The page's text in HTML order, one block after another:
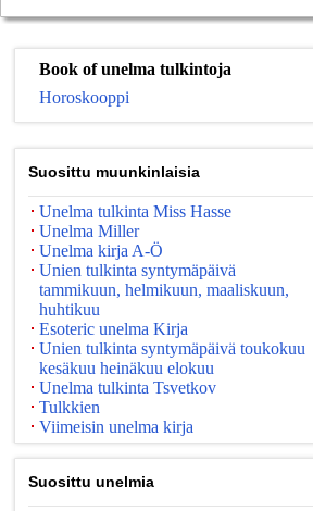
Book of unelma tulkintoja
Horoskooppi
Suosittu muunkinlaisia
Unelma tulkinta Miss Hasse
Unelma Miller
Unelma kirja A-Ö
Unien tulkinta syntymäpäivä
tammikuun, helmikuun, maaliskuun,
huhtikuu
Esoteric unelma Kirja
Unien tulkinta syntymäpäivä toukokuu
kesäkuu heinäkuu elokuu
Unelma tulkinta Tsvetkov
Tulkkien
Viimeisin unelma kirja
Suosittu unelmia